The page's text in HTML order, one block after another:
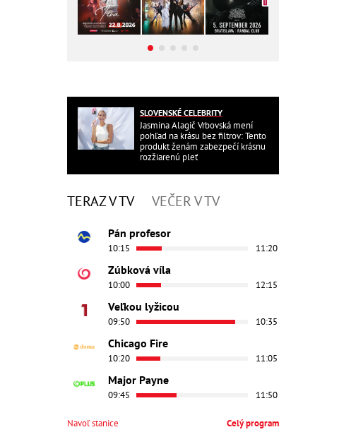
SLOVENSKÉ CELEBRITY
Jasmina Alagič Vrbovská mení
pohľad na krásu bez filtrov: Tento
produkt ženám zabezpečí krásnu
rozžiarenú pleť
TERAZ V TV VEČER V TV
Pán profesor
10:15 11:20
Zúbková víla
10:00 12:15
Veľkou lyžicou
09:50 10:35
Chicago Fire
10:20 11:05
Major Payne
09:45 11:50
Navoľ stanice Celý program